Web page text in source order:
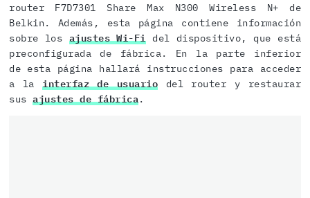
router F7D7301 Share Max N300 Wireless N+ de
Belkin. Además, esta página contiene información
sobre los ajustes Wi-Fidel dispositivo, que está
preconfigurada de fábrica. En la parte inferior
de esta página hallará instrucciones para acceder
a lainterfaz de usuario del router y restaurar
sus ajustes de fábrica.